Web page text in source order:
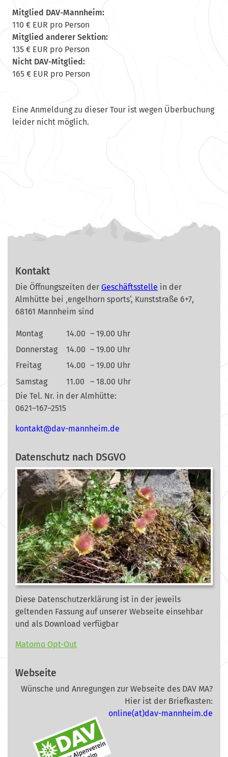
Mitglied DAV-Mannheim:
110 € EUR pro Person
Mitglied anderer Sektion:
135 € EUR pro Person
Nicht DAV-Mitglied:
165 € EUR pro Person
Eine Anmeldung zu dieser Tour ist wegen Überbuchung
leider nicht möglich.
Kontakt
Die Öffnungszeiten der Geschäftsstelle in der
Almhütte bei ‚engelhorn sports‘, Kunststraße 6+7,
68161 Mannheim sind
Montag 14.00 – 19.00 Uhr
Donnerstag
14.00 – 19.00 Uhr
Freitag
14.00 – 19.00 Uhr
Samstag
11.00
– 18.00 Uhr
Die Tel. Nr. in der Almhütte:
0621–167–2515
ed.mi
ehnna
m-vad
@tkat
nok
Datenschutz nach DSGVO
Diese Datenschutzerklärung ist in der jeweils
geltenden Fassung auf unserer Webseite einsehbar
und als Download verfügbar
Matomo Opt-Out
Webseite
Wünsche und Anregungen zur Webseite des DAV MA?
Hier ist der Briefkasten:
online(at)dav-mannheim.de